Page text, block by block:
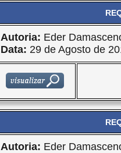
Autoria: Eder
Data: 29 de Agosto de
Autoria: Eder